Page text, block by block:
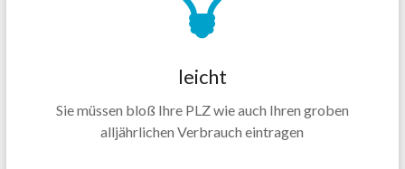
leicht
Sie müssen bloß Ihre PLZ wie auch Ihren groben
alljährlichen Verbrauch eintragen